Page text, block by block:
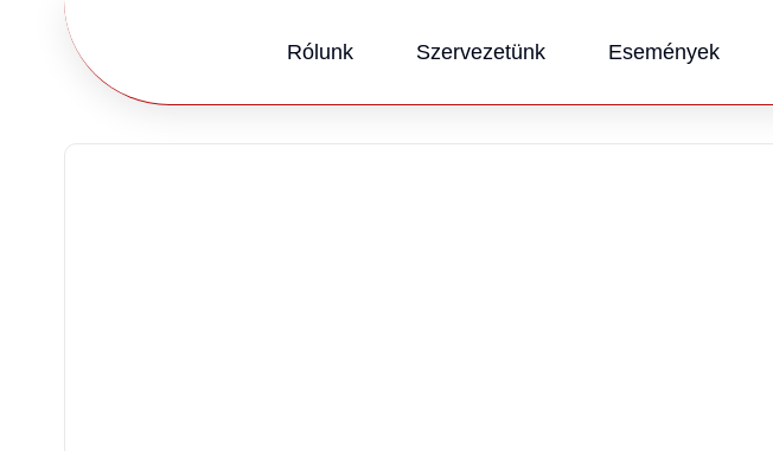
Rólunk Szervezetünk Események